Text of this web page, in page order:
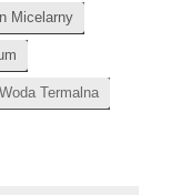
Micelarny
Woda Termalna